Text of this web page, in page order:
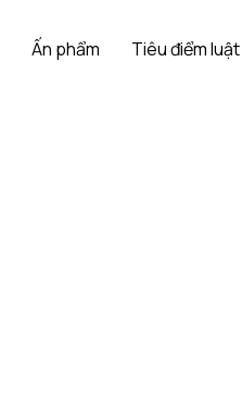
Ấn phẩm Tiêu điểm luật